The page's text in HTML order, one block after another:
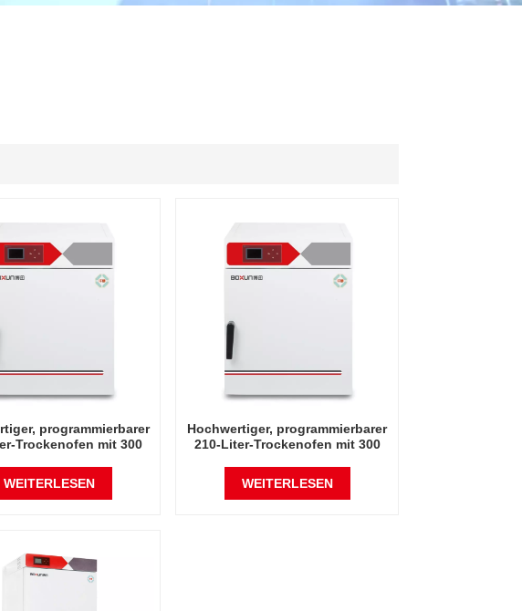
programmierbarer
Trockenofen mit 300
WEITERLESEN
Hochwertiger, programmierbarer
210-Liter-Trockenofen mit 300
WEITERLESEN